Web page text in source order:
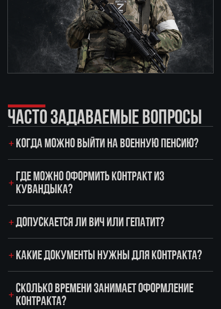
ЧАСТО ЗАДАВАЕМЫЕ ВОПРОСЫ
КОГДА МОЖНО ВЫЙТИ НА ВОЕННУЮ ПЕНСИЮ?
ГДЕ МОЖНО ОФОРМИТЬ КОНТРАКТ ИЗ
КУВАНДЫКА?
ДОПУСКАЕТСЯ ЛИ ВИЧ ИЛИ ГЕПАТИТ?
КАКИЕ ДОКУМЕНТЫ НУЖНЫ ДЛЯ КОНТРАКТА?
СКОЛЬКО ВРЕМЕНИ ЗАНИМАЕТ ОФОРМЛЕНИЕ
КОНТРАКТА?